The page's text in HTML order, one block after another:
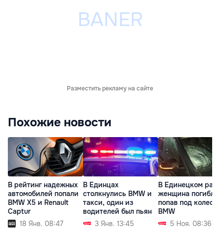
Разместить рекламу на сайте
Похожие новости
В рейтинг надежных
автомобилей попали
BMW X5 и Renault
Captur
18 Янв. 08:47
В Единцах
столкнулись BMW и
такси, один из
водителей был пьян
3 Янв. 13:45
В Единецком
женщина погибла,
попав под колеса
BMW
5 Ноя. 08:36